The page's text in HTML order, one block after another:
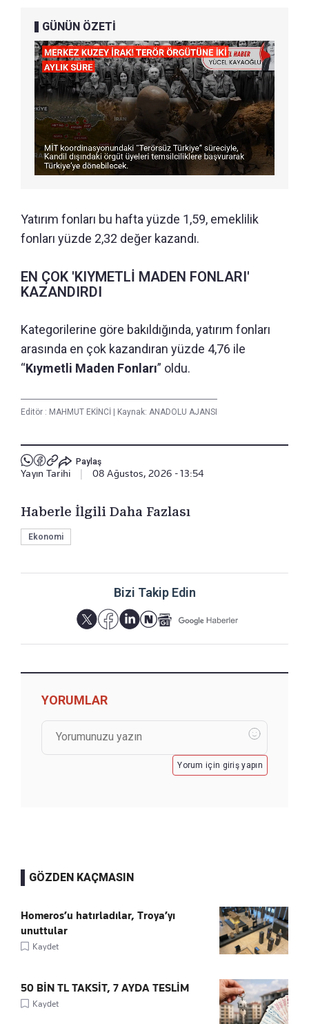
GÜNÜN ÖZETİ
Yatırım fonları bu hafta yüzde 1,59, emeklilik
fonları yüzde 2,32 değer kazandı.
EN ÇOK 'KIYMETLİ MADEN FONLARI'
KAZANDIRDI
Kategorilerine göre bakıldığında, yatırım fonları
arasında en çok kazandıran yüzde 4,76 ile
“Kıymetli Maden Fonları” oldu.
Editör : MAHMUT EKİNCİ Kaynak: ANADOLU AJANSI
Paylaş
Yayın Tarihi 08 Ağustos, 2026 - 13:54
Haberle İlgili Daha Fazlası
Ekonomi
Bizi Takip Edin
YORUMLAR
Yorum için giriş yapın
GÖZDEN KAÇMASIN
Homeros’u hatırladılar, Troya’yı
unuttular
Kaydet
50 BİN TL TAKSİT, 7 AYDA TESLİM
Kaydet